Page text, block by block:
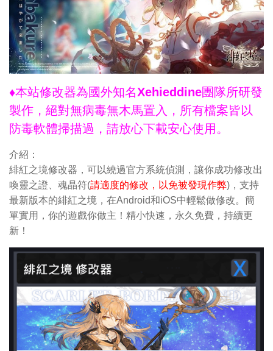
♦本站修改器為國外知名Xehieddine團隊所研發
製作，絕對無病毒無木馬置入，所有檔案皆以
防毒軟體掃描過，請放心下載安心使用。
介紹：
緋紅之境修改器，可以繞過官方系統偵測，讓你成功修改出
喚靈之證、魂晶符(請適度的修改，以免被發現作弊)，支持
最新版本的緋紅之境，在Android和iOS中輕鬆做修改。簡
單實用，你的遊戲你做主！精小快速，永久免費，持續更
新！